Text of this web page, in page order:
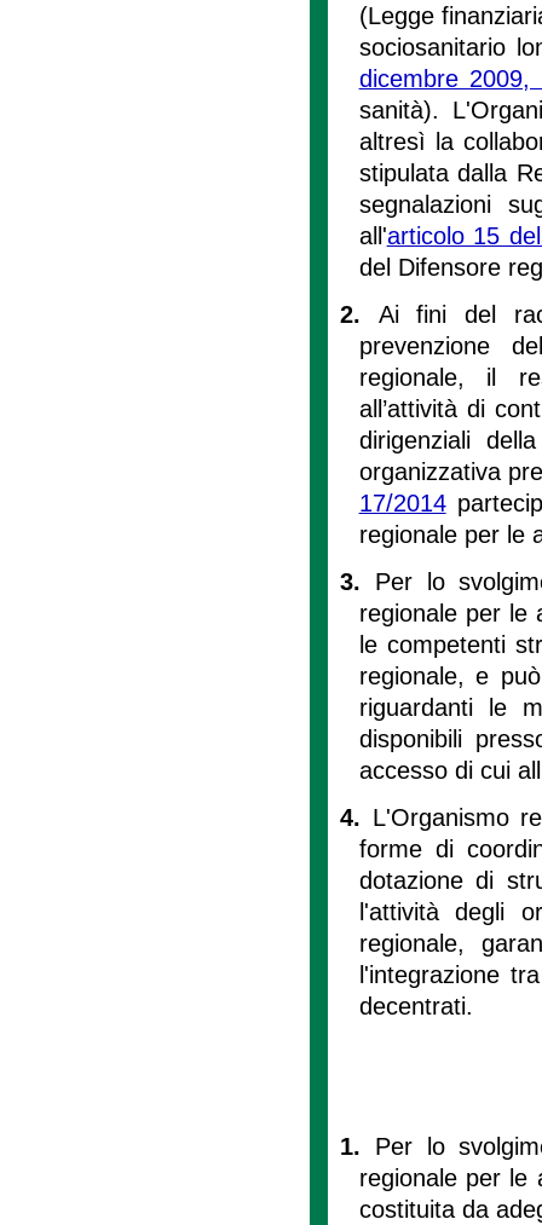
(Legge
sociosanitario
dicembre 2009,
sanità).
altresì la
stipulata dalla
segnalazioni
all'articolo 15
del Difensore
2. Ai fini del
prevenzione
regionale, il
all’attività di
dirigenziali
organizzativa
17/2014
regionale per le
3. Per lo
regionale per le
le competenti
regionale, e
riguardanti le
disponibili
accesso di cui
4. L'Organismo
forme di
dotazione di
l'attività degli
regionale,
l'integrazione
decentrati.
1. Per lo
regionale per le
costituita da